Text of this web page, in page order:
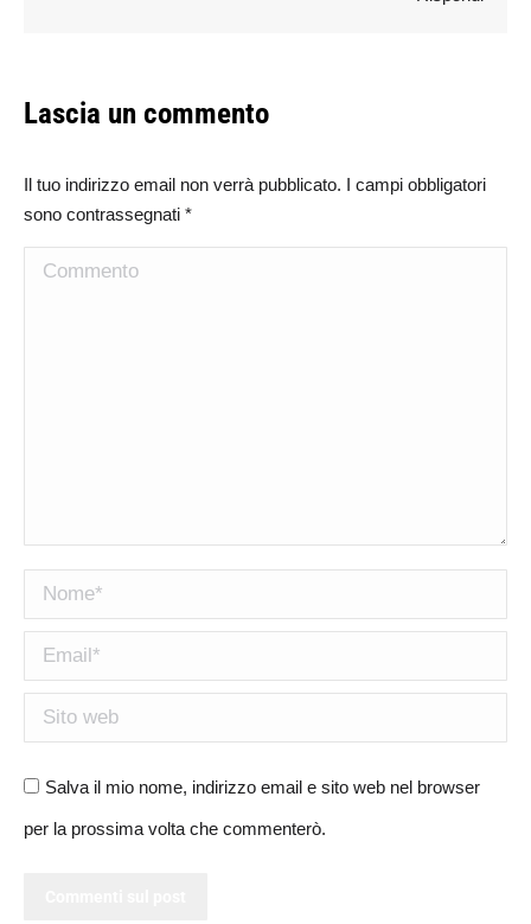
Lascia un commento
Il tuo indirizzo email non verrà pubblicato. I campi obbligatori
sono contrassegnati *
Commento
Nome *
Email *
Sito web
Salva il mio nome, indirizzo email e sito web nel browser
per la prossima volta che commenterò.